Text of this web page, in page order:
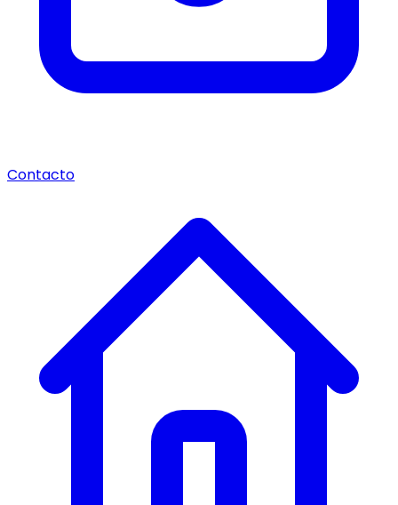
Contacto